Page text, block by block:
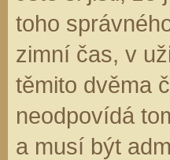
toho
zimní čas, v
těmito dvěma
neodpovídá
a musí být